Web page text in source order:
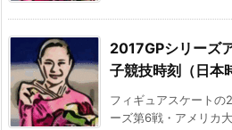
2017GPシリーズ
子競技時刻（日本
フィギュアスケートの
ーズ第6戦・アメリカ